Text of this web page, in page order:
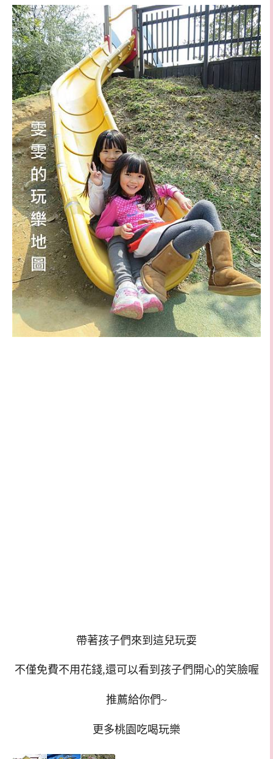
帶著孩子們來到這兒玩耍
不僅免費不用花錢,還可以看到孩子們開心的笑臉喔
推薦給你們~
更多桃園吃喝玩樂